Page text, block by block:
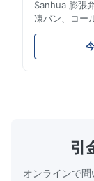
Sanhua 膨張
凍バン、コー
設計された高
す。蒸発器へ
定した冷却性
引
オンラインで